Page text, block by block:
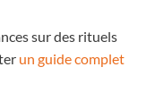
sur des rituels
un guide complet